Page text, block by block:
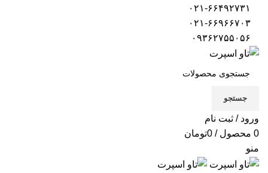
جستجو
ورود / ثبت نام
0 محصول / تومان0
منو